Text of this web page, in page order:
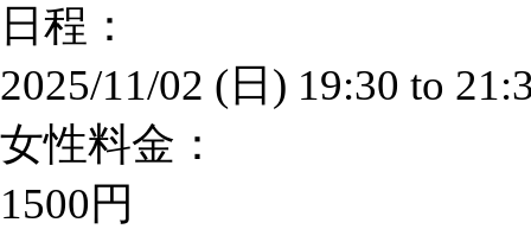
日程：
2025/11/02 (日) 19:30 to
女性料金：
1500円